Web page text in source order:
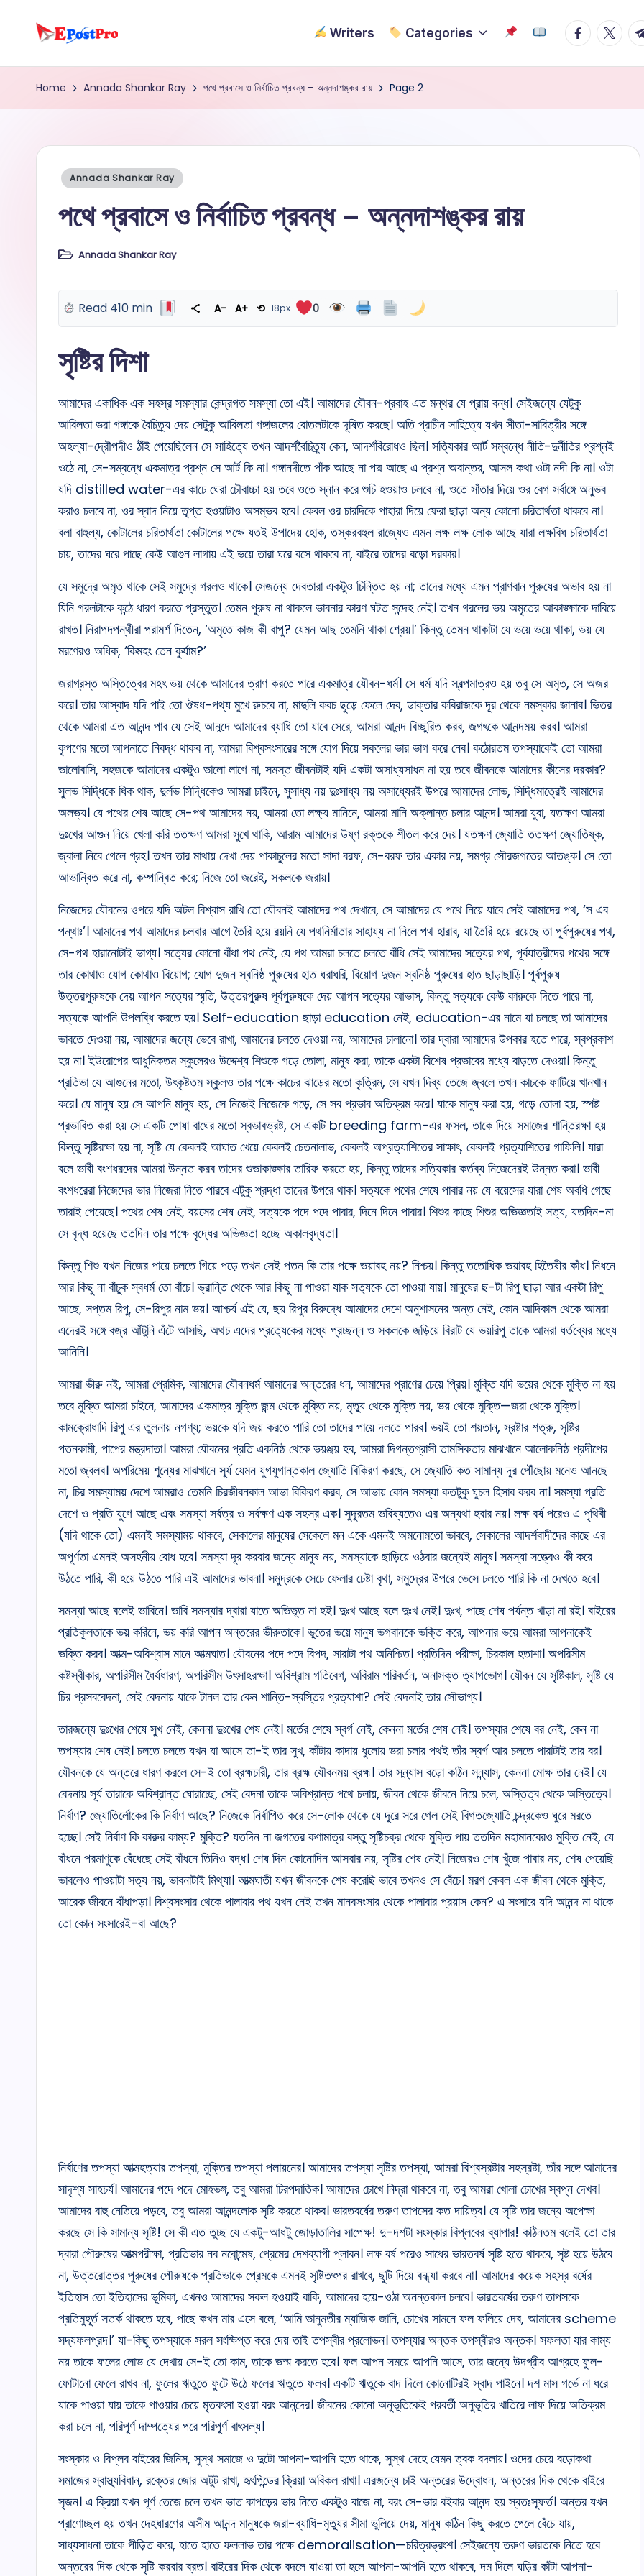
to
content
e
b
o
Writers Categories Facebook
Twitter
Home Annada Shankar Ray পথে প্রবাসে ও নির্বাচিত প্রবন্ধ – অন্নদাশঙ্কর রায় Page 2
Posted
Annada Shankar Ray
পথে প্রবাসে ও নির্বাচিত প্রবন্ধ – অন্নদাশঙ্কর রায়
PostedAnnada Shankar Ray
Read 410 min A− A+ ⟲ 18px 0
সৃষ্টির দিশা
আমাদের একাধিক এক সহস্র সমস্যার কেন্দ্রগত সমস্যা তো এই। আমাদের যৌবন-প্রবাহ এত মন্থর যে প্রায় বন্ধ। সেইজন্যে যেটুকু
আবিলতা ভরা গঙ্গাকে বৈচিত্র্য দেয় সেটুকু আবিলতা গঙ্গাজলের বোতলটাকে দূষিত করছে। অতি প্রাচীন সাহিত্যে যখন সীতা-সাবিত্রীর সঙ্গে
অহল্যা-দ্রৌপদীও ঠাঁই পেয়েছিলেন সে সাহিত্যে তখন আদর্শবৈচিত্র্য কেন, আদর্শবিরোধও ছিল। সত্যিকার আর্ট সম্বন্ধে নীতি-দুর্নীতির প্রশ্নই
ওঠে না, সে-সম্বন্ধে একমাত্র প্রশ্ন সে আর্ট কি না। গঙ্গানদীতে পাঁক আছে না পদ্ম আছে এ প্রশ্ন অবান্তর, আসল কথা ওটা নদী কি না। ওটা
যদি distilled water-এর কাচে ঘেরা চৌবাচ্চা হয় তবে ওতে স্নান করে শুচি হওয়াও চলবে না, ওতে সাঁতার দিয়ে ওর বেগ সর্বাঙ্গে অনুভব
করাও চলবে না, ওর স্বাদ নিয়ে তৃপ্ত হওয়াটাও অসম্ভব হবে। কেবল ওর চারদিকে পাহারা দিয়ে ফেরা ছাড়া অন্য কোনো চরিতার্থতা থাকবে না।
বলা বাহুল্য, কোটালের চরিতার্থতা কোটালের পক্ষে যতই উপাদেয় হোক, তস্করবহুল রাজ্যেও এমন লক্ষ লক্ষ লোক আছে যারা লক্ষবিধ চরিতার্থতা
চায়, তাদের ঘরে পাছে কেউ আগুন লাগায় এই ভয়ে তারা ঘরে বসে থাকবে না, বাইরে তাদের বড়ো দরকার।
যে সমুদ্রে অমৃত থাকে সেই সমুদ্রে গরলও থাকে। সেজন্যে দেবতারা একটুও চিন্তিত হয় না; তাদের মধ্যে এমন প্রাণবান পুরুষের অভাব হয় না
যিনি গরলটাকে কন্ঠে ধারণ করতে প্রস্তুত। তেমন পুরুষ না থাকলে ভাবনার কারণ ঘটত সন্দেহ নেই। তখন গরলের ভয় অমৃতের আকাঙ্ক্ষাকে দাবিয়ে
রাখত। নিরাপদপন্থীরা পরামর্শ দিতেন, ‘অমৃতে কাজ কী বাপু? যেমন আছ তেমনি থাকা শ্রেয়।’ কিন্তু তেমন থাকাটা যে ভয়ে ভয়ে থাকা, ভয় যে
মরণেরও অধিক, ‘কিমহং তেন কুর্যাম?’
জরাগ্রস্ত অস্তিত্বের মহৎ ভয় থেকে আমাদের ত্রাণ করতে পারে একমাত্র যৌবন-ধর্ম। সে ধর্ম যদি স্বল্পমাত্রও হয় তবু সে অমৃত, সে অজর
করে। তার আস্বাদ যদি পাই তো ঔষধ-পথ্য মুখে রুচবে না, মাদুলি কবচ ছুড়ে ফেলে দেব, ডাক্তার কবিরাজকে দূর থেকে নমস্কার জানাব। ভিতর
থেকে আমরা এত আনন্দ পাব যে সেই আনন্দে আমাদের ব্যাধি তো যাবে সেরে, আমরা আনন্দ বিচ্ছুরিত করব, জগৎকে আনন্দময় করব। আমরা
কৃপণের মতো আপনাতে নিবদ্ধ থাকব না, আমরা বিশ্বসংসারের সঙ্গে যোগ দিয়ে সকলের ভার ভাগ করে নেব। কঠোরতম তপস্যাকেই তো আমরা
ভালোবাসি, সহজকে আমাদের একটুও ভালো লাগে না, সমস্ত জীবনটাই যদি একটা অসাধ্যসাধন না হয় তবে জীবনকে আমাদের কীসের দরকার?
সুলভ সিদ্ধিকে ধিক থাক, দুর্লভ সিদ্ধিকেও আমরা চাইনে, সুসাধ্য নয় দুঃসাধ্য নয় অসাধ্যেরই উপরে আমাদের লোভ, সিদ্ধিমাত্রেই আমাদের
অলভ্য। যে পথের শেষ আছে সে-পথ আমাদের নয়, আমরা তো লক্ষ্য মানিনে, আমরা মানি অক্লান্ত চলার আনন্দ। আমরা যুবা, যতক্ষণ আমরা
দুঃখের আগুন নিয়ে খেলা করি ততক্ষণ আমরা সুখে থাকি, আরাম আমাদের উষ্ণ রক্তকে শীতল করে দেয়। যতক্ষণ জ্যোতি ততক্ষণ জ্যোতিষ্ক,
জ্বালা নিবে গেলে গ্রহ। তখন তার মাথায় দেখা দেয় পাকাচুলের মতো সাদা বরফ, সে-বরফ তার একার নয়, সমগ্র সৌরজগতের আতঙ্ক। সে তো
আভান্বিত করে না, কম্পান্বিত করে; নিজে তো জরেই, সকলকে জরায়।
নিজেদের যৌবনের ওপরে যদি অটল বিশ্বাস রাখি তো যৌবনই আমাদের পথ দেখাবে, সে আমাদের যে পথে নিয়ে যাবে সেই আমাদের পথ, ‘স এব
পন্থাঃ’। আমাদের পথ আমাদের চলবার আগে তৈরি হয়ে রয়নি যে পথনির্মাতার সাহায্য না নিলে পথ হারাব, যা তৈরি হয়ে রয়েছে তা পূর্বপুরুষের পথ,
সে-পথ হারানোটাই ভাগ্য। সত্যের কোনো বাঁধা পথ নেই, যে পথ আমরা চলতে চলতে বাঁধি সেই আমাদের সত্যের পথ, পূর্বযাত্রীদের পথের সঙ্গে
তার কোথাও যোগ কোথাও বিয়োগ; যোগ দুজন স্বনিষ্ঠ পুরুষের হাত ধরাধরি, বিয়োগ দুজন স্বনিষ্ঠ পুরুষের হাত ছাড়াছাড়ি। পূর্বপুরুষ
উত্তরপুরুষকে দেয় আপন সত্যের স্মৃতি, উত্তরপুরুষ পূর্বপুরুষকে দেয় আপন সত্যের আভাস, কিন্তু সত্যকে কেউ কারুকে দিতে পারে না,
সত্যকে আপনি উপলব্ধি করতে হয়। Self-education ছাড়া education নেই, education-এর নামে যা চলছে তা আমাদের
ভাবতে দেওয়া নয়, আমাদের জন্যে ভেবে রাখা, আমাদের চলতে দেওয়া নয়, আমাদের চালানো। তার দ্বারা আমাদের উপকার হতে পারে, স্বপ্রকাশ
হয় না। ইউরোপের আধুনিকতম স্কুলেরও উদ্দেশ্য শিশুকে গড়ে তোলা, মানুষ করা, তাকে একটা বিশেষ প্রভাবের মধ্যে বাড়তে দেওয়া। কিন্তু
প্রতিভা যে আগুনের মতো, উৎকৃষ্টতম স্কুলও তার পক্ষে কাচের ঝাড়ের মতো কৃত্রিম, সে যখন দিব্য তেজে জ্বলে তখন কাচকে ফাটিয়ে খানখান
করে। যে মানুষ হয় সে আপনি মানুষ হয়, সে নিজেই নিজেকে গড়ে, সে সব প্রভাব অতিক্রম করে। যাকে মানুষ করা হয়, গড়ে তোলা হয়, স্পষ্ট
প্রভাবিত করা হয় সে একটি পোষা বাঘের মতো স্বভাবভ্রষ্ট, সে একটি breeding farm-এর ফসল, তাকে দিয়ে সমাজের শান্তিরক্ষা হয়
কিন্তু সৃষ্টিরক্ষা হয় না, সৃষ্টি যে কেবলই আঘাত খেয়ে কেবলই চেতনালাভ, কেবলই অপ্রত্যাশিতের সাক্ষাৎ, কেবলই প্রত্যাশিতের গাফিলি। যারা
বলে ভাবী বংশধরদের আমরা উন্নত করব তাদের শুভাকাঙ্ক্ষার তারিফ করতে হয়, কিন্তু তাদের সত্যিকার কর্তব্য নিজেদেরই উন্নত করা। ভাবী
বংশধরেরা নিজেদের ভার নিজেরা নিতে পারবে এটুকু শ্রদ্ধা তাদের উপরে থাক। সত্যকে পথের শেষে পাবার নয় যে বয়েসের যারা শেষ অবধি গেছে
তারাই পেয়েছে। পথের শেষ নেই, বয়সের শেষ নেই, সত্যকে পদে পদে পাবার, দিনে দিনে পাবার। শিশুর কাছে শিশুর অভিজ্ঞতাই সত্য, যতদিন-না
সে বৃদ্ধ হয়েছে ততদিন তার পক্ষে বৃদ্ধের অভিজ্ঞতা হচ্ছে অকালবৃদ্ধতা।
কিন্তু শিশু যখন নিজের পায়ে চলতে গিয়ে পড়ে তখন সেই পতন কি তার পক্ষে ভয়াবহ নয়? নিশ্চয়। কিন্তু ততোধিক ভয়াবহ হিতৈষীর কাঁধ। নিধনে
আর কিছু না বাঁচুক স্বধর্ম তো বাঁচে। ভ্রান্তি থেকে আর কিছু না পাওয়া যাক সত্যকে তো পাওয়া যায়। মানুষের ছ-টা রিপু ছাড়া আর একটা রিপু
আছে, সপ্তম রিপু, সে-রিপুর নাম ভয়। আশ্চর্য এই যে, ছয় রিপুর বিরুদ্ধে আমাদের দেশে অনুশাসনের অন্ত নেই, কোন আদিকাল থেকে আমরা
এদেরই সঙ্গে বজ্র আঁটুনি এঁটে আসছি, অথচ এদের প্রত্যেকের মধ্যে প্রচ্ছন্ন ও সকলকে জড়িয়ে বিরাট যে ভয়রিপু তাকে আমরা ধর্তব্যের মধ্যে
আনিনি।
আমরা ভীরু নই, আমরা প্রেমিক, আমাদের যৌবনধর্ম আমাদের অন্তরের ধন, আমাদের প্রাণের চেয়ে প্রিয়। মুক্তি যদি ভয়ের থেকে মুক্তি না হয়
তবে মুক্তি আমরা চাইনে, আমাদের একমাত্র মুক্তি জন্ম থেকে মুক্তি নয়, মৃত্যু থেকে মুক্তি নয়, ভয় থেকে মুক্তি—জরা থেকে মুক্তি।
কামক্রোধাদি রিপু এর তুলনায় নগণ্য; ভয়কে যদি জয় করতে পারি তো তাদের পায়ে দলতে পারব। ভয়ই তো শয়তান, স্রষ্টার শত্রু, সৃষ্টির
পতনকামী, পাপের মন্ত্রদাতা। আমরা যৌবনের প্রতি একনিষ্ঠ থেকে ভয়ঞ্জয় হব, আমরা দিগন্তগ্রাসী তামসিকতার মাঝখানে আলোকনিষ্ঠ প্রদীপের
মতো জ্বলব। অপরিমেয় শূন্যের মাঝখানে সূর্য যেমন যুগযুগান্তকাল জ্যোতি বিকিরণ করছে, সে জ্যোতি কত সামান্য দূর পৌঁছোয় মনেও আনছে
না, চির সমস্যাময় দেশে আমরাও তেমনি চিরজীবনকাল আভা বিকিরণ করব, সে আভায় কোন সমস্যা কতটুকু ঘুচল হিসাব করব না। সমস্যা প্রতি
দেশে ও প্রতি যুগে আছে এবং সমস্যা সর্বত্র ও সর্বক্ষণ এক সহস্র এক। সুদূরতম ভবিষ্যতেও এর অন্যথা হবার নয়। লক্ষ বর্ষ পরেও এ পৃথিবী
(যদি থাকে তো) এমনই সমস্যাময় থাকবে, সেকালের মানুষের সেকেলে মন একে এমনই অমনোমতো ভাববে, সেকালের আদর্শবাদীদের কাছে এর
অপূর্ণতা এমনই অসহনীয় বোধ হবে। সমস্যা দূর করবার জন্যে মানুষ নয়, সমস্যাকে ছাড়িয়ে ওঠবার জন্যেই মানুষ। সমস্যা সত্ত্বেও কী করে
উঠতে পারি, কী হয়ে উঠতে পারি এই আমাদের ভাবনা। সমুদ্রকে সেচে ফেলার চেষ্টা বৃথা, সমুদ্রের উপরে ভেসে চলতে পারি কি না দেখতে হবে।
সমস্যা আছে বলেই ভাবিনে। ভাবি সমস্যার দ্বারা যাতে অভিভূত না হই। দুঃখ আছে বলে দুঃখ নেই। দুঃখ, পাছে শেষ পর্যন্ত খাড়া না রই। বাইরের
প্রতিকূলতাকে ভয় করিনে, ভয় করি আপন অন্তরের ভীরুতাকে। ভূতের ভয়ে মানুষ ভগবানকে ভক্তি করে, আপনার ভয়ে আমরা আপনাকেই
ভক্তি করব। আত্ম-অবিশ্বাস মানে আত্মঘাত। যৌবনের পদে পদে বিপদ, সারাটা পথ অনিশ্চিত। প্রতিদিন পরীক্ষা, চিরকাল হতাশা। অপরিসীম
কষ্টস্বীকার, অপরিসীম ধৈর্যধারণ, অপরিসীম উৎসাহরক্ষা। অবিশ্রাম গতিবেগ, অবিরাম পরিবর্তন, অনাসক্ত ত্যাগভোগ। যৌবন যে সৃষ্টিকাল, সৃষ্টি যে
চির প্রসববেদনা, সেই বেদনায় যাকে টানল তার কেন শান্তি-স্বস্তির প্রত্যাশা? সেই বেদনাই তার সৌভাগ্য।
তারজন্যে দুঃখের শেষে সুখ নেই, কেননা দুঃখের শেষ নেই। মর্তের শেষে স্বর্গ নেই, কেননা মর্তের শেষ নেই। তপস্যার শেষে বর নেই, কেন না
তপস্যার শেষ নেই। চলতে চলতে যখন যা আসে তা-ই তার সুখ, কাঁটায় কাদায় ধুলোয় ভরা চলার পথই তাঁর স্বর্গ আর চলতে পারাটাই তার বর।
যৌবনকে যে অন্তরে ধারণ করলে সে-ই তো ব্রহ্মচারী, তার ব্রহ্ম যৌবনময় ব্রহ্ম। তার সন্ন্যাস বড়ো কঠিন সন্ন্যাস, কেননা মোক্ষ তার নেই। যে
বেদনায় সূর্য তারাকে অবিশ্রান্ত ঘোরাচ্ছে, সেই বেদনা তাকে অবিশ্রান্ত পথে চলায়, জীবন থেকে জীবনে নিয়ে চলে, অস্তিত্ব থেকে অস্তিত্বে।
নির্বাণ? জ্যোতির্লোকের কি নির্বাণ আছে? নিজেকে নির্বাপিত করে সে-লোক থেকে যে দূরে সরে গেল সেই বিগতজ্যোতি চন্দ্রকেও ঘুরে মরতে
হচ্ছে। সেই নির্বাণ কি কারুর কাম্য? মুক্তি? যতদিন না জগতের কণামাত্র বস্তু সৃষ্টিচক্র থেকে মুক্তি পায় ততদিন মহামানবেরও মুক্তি নেই, যে
বাঁধনে পরমাণুকে বেঁধেছে সেই বাঁধনে তিনিও বদ্ধ। শেষ দিন কোনোদিন আসবার নয়, সৃষ্টির শেষ নেই। নিজেরও শেষ খুঁজে পাবার নয়, শেষ পেয়েছি
ভাবলেও পাওয়াটা সত্য নয়, ভাবনাটাই মিথ্যা। আত্মঘাতী যখন জীবনকে শেষ করেছি ভাবে তখনও সে বেঁচে। মরণ কেবল এক জীবন থেকে মুক্তি,
আরেক জীবনে বাঁধাপড়া। বিশ্বসংসার থেকে পালাবার পথ যখন নেই তখন মানবসংসার থেকে পালাবার প্রয়াস কেন? এ সংসারে যদি আনন্দ না থাকে
তো কোন সংসারেই-বা আছে?
নির্বাণের তপস্যা আত্মহত্যার তপস্যা, মুক্তির তপস্যা পলায়নের। আমাদের তপস্যা সৃষ্টির তপস্যা, আমরা বিশ্বস্রষ্টার সহস্রষ্টা, তাঁর সঙ্গে আমাদের
সাদৃশ্য সাহচর্য। আমাদের পদে পদে মোহভঙ্গ, তবু আমরা চিরপদাতিক। আমাদের চোখে নিদ্রা থাকবে না, তবু আমরা খোলা চোখের স্বপ্ন দেখব।
আমাদের বাহু নেতিয়ে পড়বে, তবু আমরা আনন্দলোক সৃষ্টি করতে থাকব। ভারতবর্ষের তরুণ তাপসের কত দায়িত্ব। যে সৃষ্টি তার জন্যে অপেক্ষা
করছে সে কি সামান্য সৃষ্টি! সে কী এত তুচ্ছ যে একটু-আধটু জোড়াতালির সাপেক্ষ! দু-দশটা সংস্কার বিপ্লবের ব্যাপার! কঠিনতম বলেই তো তার
দ্বারা পৌরুষের আত্মপরীক্ষা, প্রতিভার নব নবোন্মেষ, প্রেমের দেশব্যাপী প্লাবন। লক্ষ বর্ষ পরেও সাধের ভারতবর্ষ সৃষ্টি হতে থাকবে, সৃষ্ট হয়ে উঠবে
না, উত্তরোত্তর পুরুষের পৌরুষকে প্রতিভাকে প্রেমকে এমনই সৃষ্টিতৎপর রাখবে, ছুটি দিয়ে বন্ধ্যা করবে না। আমাদের কয়েক সহস্র বর্ষের
ইতিহাস তো ইতিহাসের ভূমিকা, এখনও আমাদের সকল হওয়াই বাকি, আমাদের হয়ে-ওঠা অনন্তকাল চলবে। ভারতবর্ষের তরুণ তাপসকে
প্রতিমুহূর্ত সতর্ক থাকতে হবে, পাছে কখন মার এসে বলে, ‘আমি ভানুমতীর ম্যাজিক জানি, চোখের সামনে ফল ফলিয়ে দেব, আমাদের scheme
সদ্যফলপ্রদ।’ যা-কিছু তপস্যাকে সরল সংক্ষিপ্ত করে দেয় তাই তপস্বীর প্রলোভন। তপস্যার অন্তক তপস্বীরও অন্তক। সফলতা যার কাম্য
নয় তাকে ফলের লোভ যে দেখায় সে-ই তো কাম, তাকে ভস্ম করতে হবে। ফল আপন সময়ে আপনি আসে, তার জন্যে উদগ্রীব আগ্রহে ফুল-
ফোটানো ফেলে রাখব না, ফুলের ঋতুতে ফুটে উঠে ফলের ঋতুতে ফলব। একটি ঋতুকে বাদ দিলে কোনোটিরই স্বাদ পাইনে। দশ মাস গর্ভে না ধরে
যাকে পাওয়া যায় তাকে পাওয়ার চেয়ে মৃতবৎসা হওয়া বরং আনন্দের। জীবনের কোনো অনুভূতিকেই পরবর্তী অনুভূতির খাতিরে লাফ দিয়ে অতিক্রম
করা চলে না, পরিপূর্ণ দাম্পত্যের পরে পরিপূর্ণ বাৎসল্য।
সংস্কার ও বিপ্লব বাইরের জিনিস, সুস্থ সমাজে ও দুটো আপনা-আপনি হতে থাকে, সুস্থ দেহে যেমন ত্বক বদলায়। ওদের চেয়ে বড়োকথা
সমাজের স্বাস্থ্যবিধান, রক্তের জোর অটুট রাখা, হৃৎপিন্ডের ক্রিয়া অবিকল রাখা। এরজন্যে চাই অন্তরের উদ্বোধন, অন্তরের দিক থেকে বাইরে
সৃজন। এ ক্রিয়া যখন পূর্ণ তেজে চলে তখন ভাত কাপড়ের ভার নিতে একটুও বাজে না, বরং সে-ভার বইবার আনন্দ হয় স্বতঃস্ফূর্ত। অন্তর যখন
প্রাণোচ্ছল হয় তখন দেহধারণের অসীম আনন্দ মানুষকে জরা-ব্যাধি-মৃত্যুর সীমা ভুলিয়ে দেয়, মানুষ কঠিন কিছু করতে পেলে বেঁচে যায়,
সাধ্যসাধনা তাকে পীড়িত করে, হাতে হাতে ফললাভ তার পক্ষে demoralisation—চরিত্রভ্রংশ। সেইজন্যে তরুণ ভারতকে নিতে হবে
অন্তরের দিক থেকে সৃষ্টি করবার ব্রত। বাইরের দিক থেকে বদলে যাওয়া তা হলে আপনা-আপনি হতে থাকবে, দম দিলে ঘড়ির কাঁটা আপনা-